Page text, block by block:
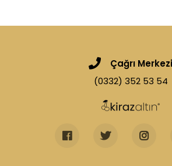
Çağrı Merkezi
(0332) 352 53 54